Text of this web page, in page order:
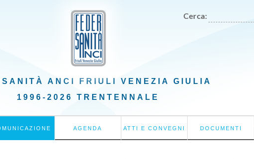
Cerca:
ANCI FRIULI VENEZIA GIULIA
1996-2026 TRENTENNALE
AGENDA ATTI E CONVEGNI DOCUMENTI